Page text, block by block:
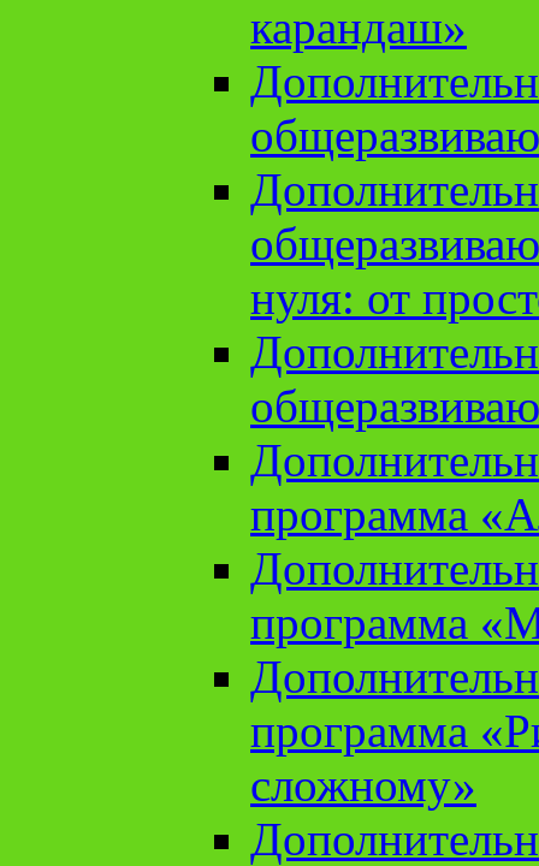
карандаш»
нуля: от
программа
программа
программа
сложному»